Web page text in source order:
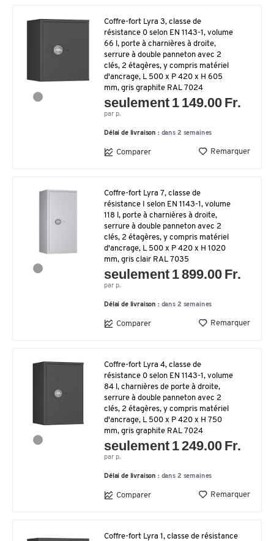
Coffre-fort Lyra 3, classe de
résistance 0 selon EN 1143-1, volume
66 l, porte à charnières à droite,
serrure à double panneton avec 2
clés, 2 étagères, y compris matériel
d'ancrage, L 500 x P 420 x H 605
mm, gris graphite RAL 7024
seulement 1 149.00 Fr.
par p.
Délai de livraison : dans 2 semaines
Comparer Remarquer
Coffre-fort Lyra 7, classe de
résistance I selon EN 1143-1, volume
118 l, porte à charnières à droite,
serrure à double panneton avec 2
clés, 2 étagères, y compris matériel
d'ancrage, L 500 x P 420 x H 1020
mm, gris clair RAL 7035
seulement 1 899.00 Fr.
par p.
Délai de livraison : dans 2 semaines
Comparer Remarquer
Coffre-fort Lyra 4, classe de
résistance 0 selon EN 1143-1, volume
84 l, charnières de porte à droite,
serrure à double panneton avec 2
clés, 2 étagères, y compris matériel
d'ancrage, L 500 x P 420 x H 750
mm, gris graphite RAL 7024
seulement 1 249.00 Fr.
par p.
Délai de livraison : dans 2 semaines
Comparer Remarquer
Coffre-fort Lyra 1, classe de résistance